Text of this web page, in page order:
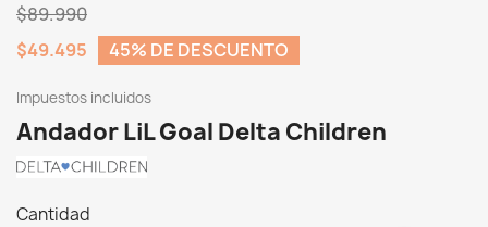
$89.990
$49.495
45% DE DESCUENTO
Impuestos incluidos
Andador LiL Goal Delta Children
Cantidad